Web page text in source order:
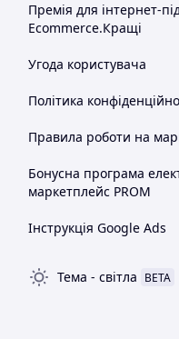
Премія для інтернет-
Ecommerce.Кращі
Угода користувача
Політика
Правила роботи на
Бонусна програма
маркетплейс PROM
Інструкція Google Ads
Тема - світла BETA